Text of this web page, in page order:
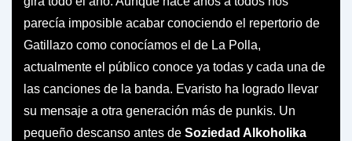
parecía imposible acabar conociendo el repertorio de
Gatillazo como conocíamos el de La Polla,
actualmente el público conoce ya todas y cada una de
las canciones de la banda. Evaristo ha logrado llevar
su mensaje a otra generación más de punkis. Un
pequeño descanso antes de Soziedad Alkoholika